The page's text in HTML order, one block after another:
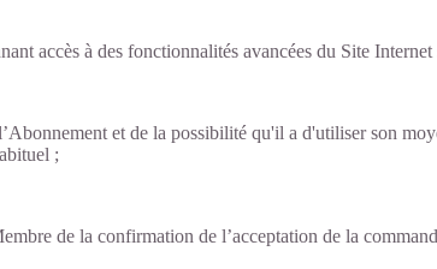
accès à des fonctionnalités avancées du Site
et de la possibilité qu'il a d'utiliser son
;
de la confirmation de l’acceptation de la